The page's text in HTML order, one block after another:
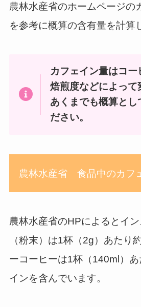
農林水産省のホームページの
を参考に概算の含有量を計算
カフェイン量はコ
焙煎度などによって
あくまでも概算とし
ださい。
農林水産省 食品中のカフ
農林水産省のHPによるとイ
（粉末）は1杯（2g）あたり
ーコーヒーは1杯（140ml）
インを含んでいます。